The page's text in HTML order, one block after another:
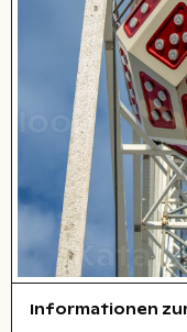
Informationen